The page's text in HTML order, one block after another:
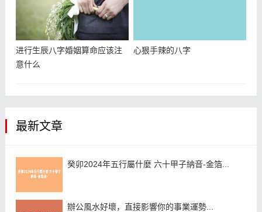
进行生辰八字婚姻算命应该注
意什么
心狠手辣的八字
最新文章
癸卯2024年五行屬什麼 六十甲子納音-金箔...
辦公風水好壞，直接影響你的事業運勢...